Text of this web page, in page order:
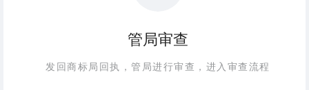
发回商标局回执，管局进行审查，进入审查流程
管局审查